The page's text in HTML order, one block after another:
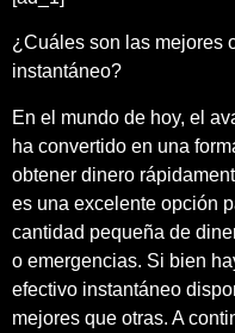
¿Cuáles son las mejores
instantáneo?
En el mundo de hoy, el
ha convertido en una
obtener dinero
es una excelente opción
cantidad pequeña de
o emergencias. Si bien
efectivo instantáneo
mejores que otras. A